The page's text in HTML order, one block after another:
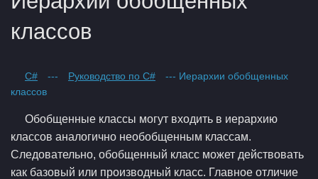
классов
C# --- Руководство по C#
--- Иерархии обобщенных
классов
Обобщенные классы могут входить в иерархию
классов аналогично необобщенным классам.
Следовательно, обобщенный класс может действовать
как базовый или производный класс. Главное отличие